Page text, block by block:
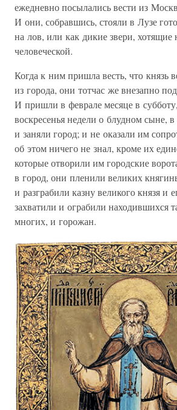
ежедневно посылались вести из
И они, собравшись, стояли в Лузе
на лов, или как дикие звери, хотящие
человеческой.
Когда к ним пришла весть, что князь
из города, они тотчас же внезапно
И пришли в феврале месяце в
воскресенья недели о блудном сыне, в
и заняли город; и не оказали им
об этом ничего не знал, кроме их
которые отворили им городские
в город, они пленили великих
и разграбили казну великого князя и
захватили и ограбили находившихся
многих, и горожан.